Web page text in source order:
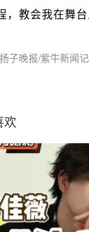
，教会我在舞
子晚报/紫牛新闻
欢